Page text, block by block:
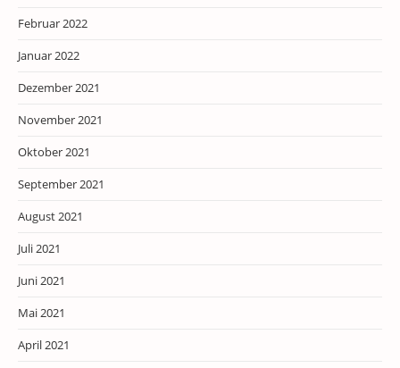
Februar 2022
Januar 2022
Dezember 2021
November 2021
Oktober 2021
September 2021
August 2021
Juli 2021
Juni 2021
Mai 2021
April 2021